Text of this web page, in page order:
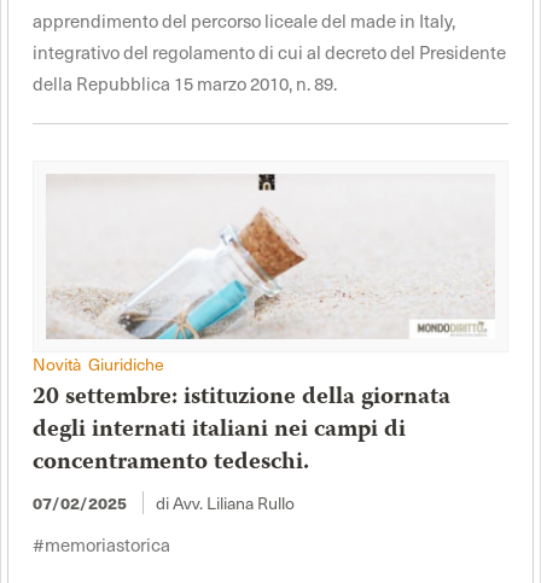
apprendimento del percorso liceale del made in Italy,
integrativo del regolamento di cui al decreto del Presidente
della Repubblica 15 marzo 2010, n. 89.
Novità Giuridiche
20 settembre: istituzione della giornata
degli internati italiani nei campi di
concentramento tedeschi.
07/02/2025 di Avv. Liliana Rullo
#memoriastorica